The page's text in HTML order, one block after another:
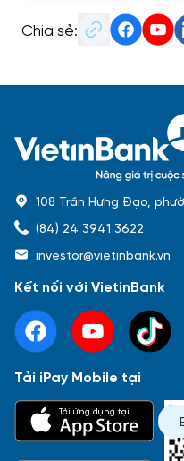
Báo cáo tài chính
Chia sẻ:
108 Trần Hưng Đạo,
(84) 24 3941 3622
investor@vietinbank.vn
Kết nối với VietinBank
Tải iPay Mobile tại
Tải ứng dụng tại